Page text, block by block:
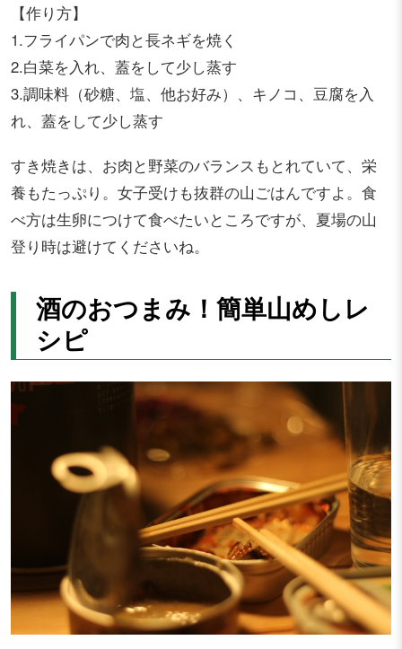
【作り方】
1.フライパンで肉と長ネギを焼く
2.白菜を入れ、蓋をして少し蒸す
3.調味料（砂糖、塩、他お好み）、キノコ、豆腐を入
れ、蓋をして少し蒸す
すき焼きは、お肉と野菜のバランスもとれていて、栄
養もたっぷり。女子受けも抜群の山ごはんですよ。食
べ方は生卵につけて食べたいところですが、夏場の山
登り時は避けてくださいね。
酒のおつまみ！簡単山めしレ
シピ